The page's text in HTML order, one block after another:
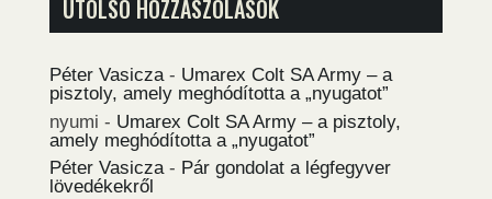
UTOLSÓ HOZZÁSZÓLÁSOK
Péter Vasicza- Umarex Colt SA Army – a
pisztoly, amely meghódította a „nyugatot”
nyumi - Umarex Colt SA Army – a pisztoly,
amely meghódította a „nyugatot”
Péter Vasicza- Pár gondolat a légfegyver
lövedékekről